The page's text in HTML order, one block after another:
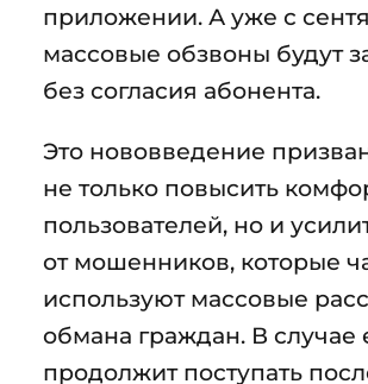
приложении. А уже с
массовые обзвоны будут
без согласия абонента.
Это нововведение
не только повысить
пользователей, но и
от мошенников, которые
используют массовые
обмана граждан. В случае
продолжит поступать